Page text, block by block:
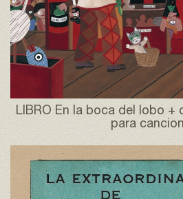
LIBRO En la boca del lobo +
para